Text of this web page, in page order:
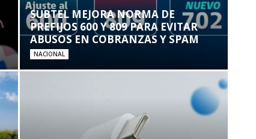
SUBTEL MEJORA NORMA DE
PREFIJOS 600 Y 809 PARA EVITAR
ABUSOS EN COBRANZAS Y SPAM
NACIONAL